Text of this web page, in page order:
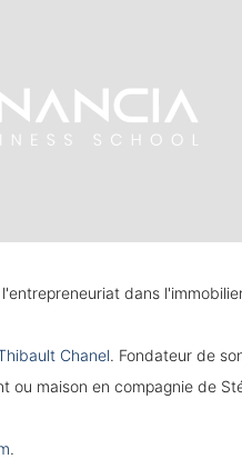
dans
Chanel. Fondateur de
ou maison en compagnie de
.